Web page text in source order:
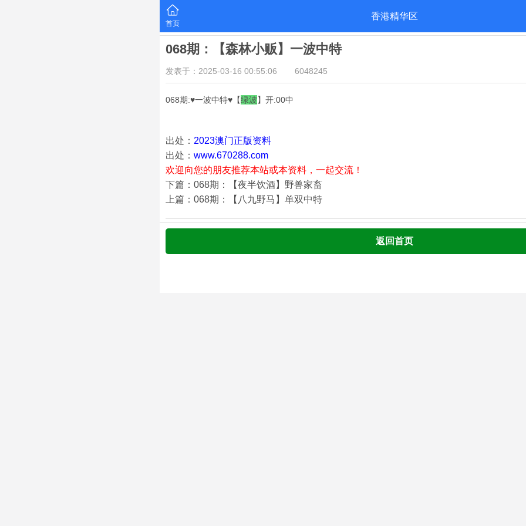
首页
香港精华区
068期：【森林小贩】一波中特
发表于：2025-03-16 00:55:06 6048245
068期:♥一波中特♥【绿波】开:00中
出处： 2023澳门正版资料
出处： www.670288.com
欢迎向您的朋友推荐本站或本资料，一起交流！
下篇：068期：【夜半饮酒】野兽家畜
上篇：068期：【八九野马】单双中特
返回首页